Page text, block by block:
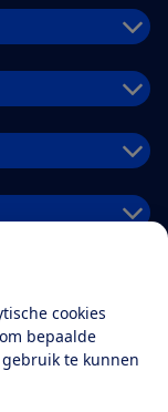
cookies
bepaalde
te kunnen